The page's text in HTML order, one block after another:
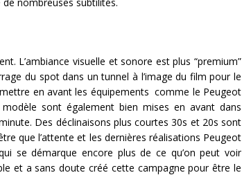
L’ambiance visuelle et sonore est plus “premium”
du spot dans un tunnel à l’image du film pour le
en avant les équipements comme le Peugeot
sont également bien mises en avant dans
Des déclinaisons plus courtes 30s et 20s sont
que l’attente et les dernières réalisations Peugeot
se démarque encore plus de ce qu’on peut voir
et a sans doute créé cette campagne pour être le